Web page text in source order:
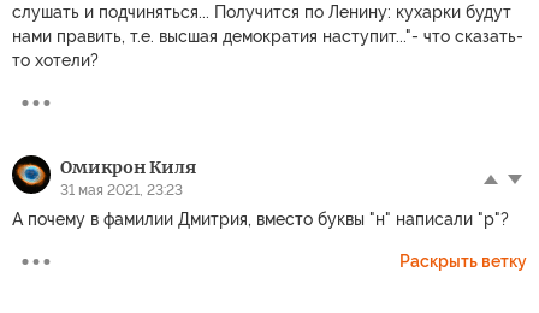
слушать и подчиняться... Получится по Ленину: кухарки будут
нами править, т.е. высшая демократия наступит..."- что сказать-
то хотели?
Омикрон Киля
31 мая 2021, 23:23
А почему в фамилии Дмитрия, вместо буквы "н" написали "р"?
Раскрыть ветку